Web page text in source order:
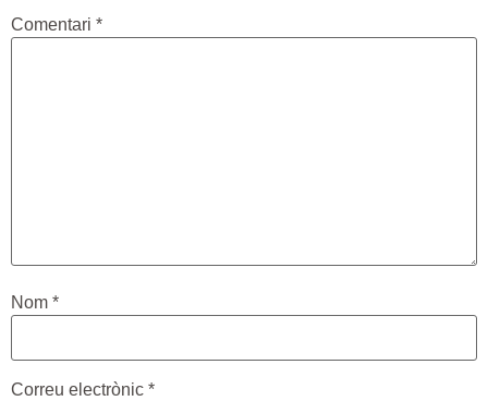
Comentari *
Nom *
Correu electrònic *